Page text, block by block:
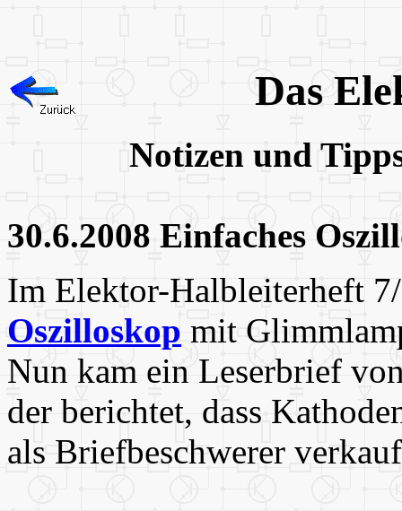
Das
Notizen und
30.6.2008 Einfaches
Im Elektor-Halbleiterheft
Oszilloskop mit
Nun kam ein Leserbrief
der berichtet, dass
als Briefbeschwerer